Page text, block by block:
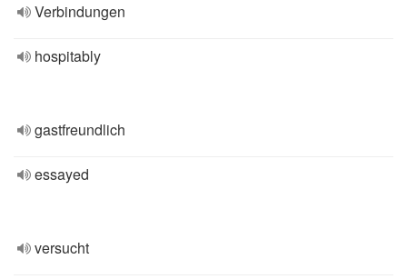
Verbindungen
hospitably
gastfreundlich
essayed
versucht